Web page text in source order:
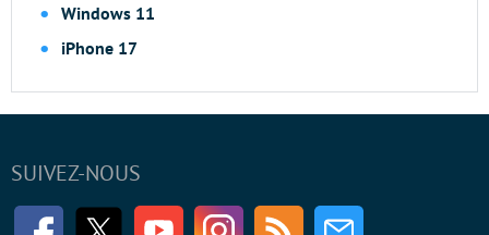
Windows 11
iPhone 17
SUIVEZ-NOUS
FacebookTwitter Youtube InstagramRSS Newsletter